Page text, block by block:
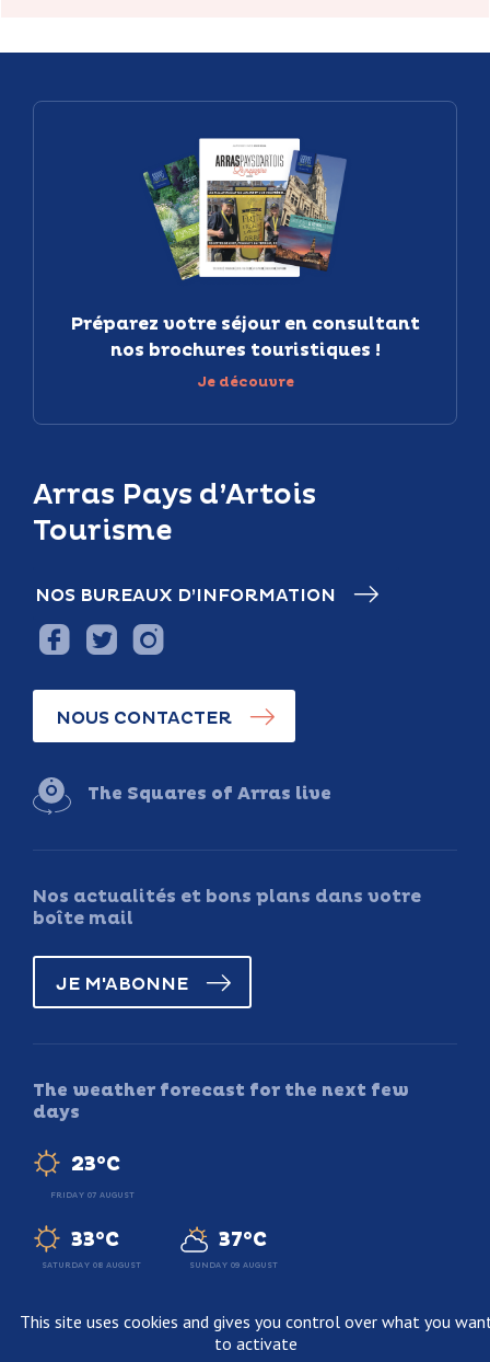
Arras Pays d’Artois
Tourisme
NOS BUREAUX D’INFORMATION
NOUS CONTACTER
The Squares of Arras live
Nos actualités et bons plans dans votre
boîte mail
JE M'ABONNE
The weather forecast for the next few
days
23°C
FRIDAY 07 AUGUST
33°C
SATURDAY 08 AUGUST
37°C
SUNDAY 09 AUGUST
Préparez votre séjour en consultant
nos brochures touristiques !
Je découvre
This site uses cookies and gives you control over what you
to activate